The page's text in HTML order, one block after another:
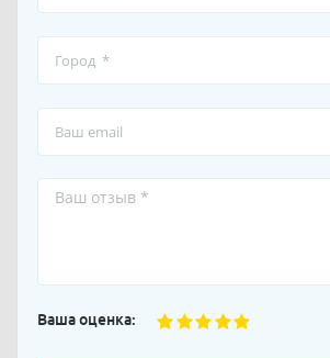
Ваша оценка: